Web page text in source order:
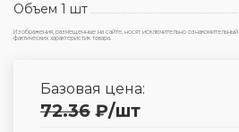
Объем 1 шт
Изображения, размещенные на сайте, носят исключительно
фактических характеристик товара.
Базовая цена:
72.36 ₽/шт